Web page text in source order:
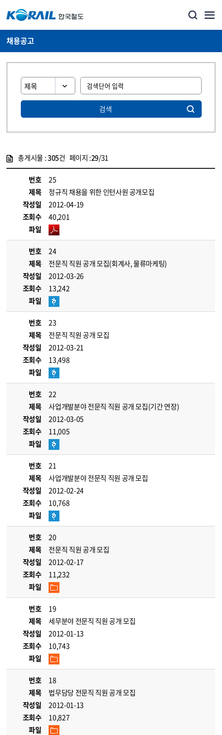
채용공고
검색
총게시물 :305건 페이지 :29/31
번호
25
제목
정규직 채용을 위한 인턴사원 공개모집
작성일
2012-04-19
조회수
40,201
파일
번호
24
제목
전문직 직원 공개 모집(회계사, 물류마케팅)
작성일
2012-03-26
조회수
13,242
파일
번호
23
제목
전문직 직원 공개 모집
작성일
2012-03-21
조회수
13,498
파일
번호
22
제목
사업개발분야 전문직 직원 공개 모집(기간 연장)
작성일
2012-03-05
조회수
11,005
파일
번호
21
제목
사업개발분야 전문직 직원 공개 모집
작성일
2012-02-24
조회수
10,768
파일
번호
20
제목
전문직 직원 공개 모집
작성일
2012-02-17
조회수
11,232
파일
번호
19
제목
세무분야 전문직 직원 공개 모집
작성일
2012-01-13
조회수
10,743
파일
번호
18
제목
법무담당 전문직 직원 공개 모집
작성일
2012-01-13
조회수
10,827
파일